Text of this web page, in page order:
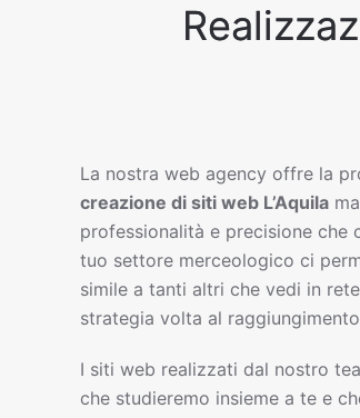
La nostra web agency offre la
creazione di siti web L’Aquila
professionalità e precisione che
tuo settore merceologico ci
simile a tanti altri che vedi in
strategia volta al
I siti web realizzati dal nostro
che studieremo insieme a te e